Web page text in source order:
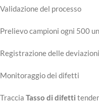
Validazione del processo
Prelievo campioni ogni 500
Registrazione delle deviazioni
Monitoraggio dei difetti
Traccia Tasso di difetti